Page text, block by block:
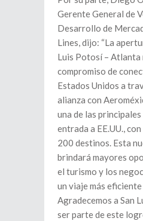
Gerente General de
Desarrollo de
Lines, dijo: “La
Luis Potosí –
compromiso de
Estados Unidos a
alianza con
una de las
entrada a EE.UU.,
200 destinos. Esta
brindará mayores
el turismo y los
un viaje más
Agradecemos a San
ser parte de este